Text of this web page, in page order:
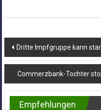
Dritte Impfgruppe kann
Commerzbank-Tochter
Empfehlungen